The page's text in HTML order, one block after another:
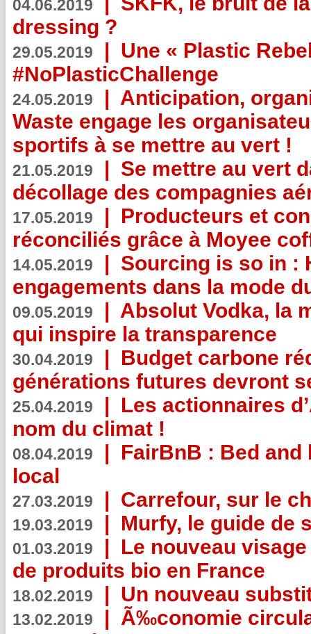
04.06.2019
dressing ?
29.05.2019 | Une « Plastic
#NoPlasticChallenge
24.05.2019 | Anticipation,
Waste engage les
sportifs à se mettre au vert !
21.05.2019 | Se mettre au vert
décollage des compagnies
17.05.2019 | Producteurs et
réconciliés grâce à Moyee
14.05.2019 | Sourcing is so in :
engagements dans la mode
09.05.2019 | Absolut Vodka, la
qui inspire la transparence
30.04.2019 | Budget carbone
générations futures devront
25.04.2019 | Les actionnaires
nom du climat !
08.04.2019 | FairBnB : Bed
local
27.03.2019 | Carrefour, sur le
19.03.2019 | Murfy, le guide de
01.03.2019 | Le nouveau
de produits bio en France
18.02.2019 | Un nouveau
13.02.2019 | Ã‰conomie